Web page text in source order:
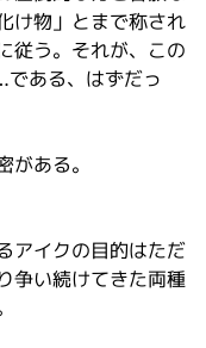
け物」とまで称され
従う。それが、この
ある、はずだっ
ある。
アイクの目的はただ
い続けてきた両種